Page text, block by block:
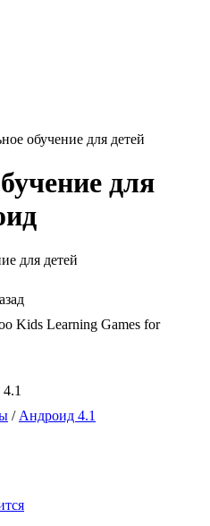
обучение для детей
для
Kids Learning Games for
/ Андроид 4.1